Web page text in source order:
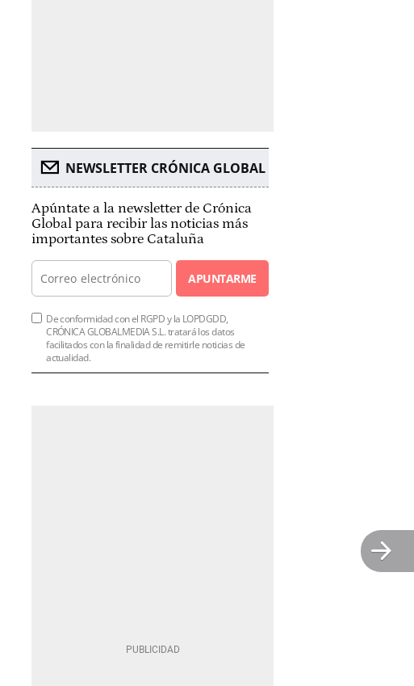
NEWSLETTER CRÓNICA GLOBAL
Apúntate a la newsletter de Crónica
Global para recibir las noticias más
importantes sobre Cataluña
APUNTARME
De conformidad con el RGPD y la LOPDGDD,
CRÓNICA GLOBALMEDIA S.L. tratará los datos
facilitados con la finalidad de remitirle noticias de
actualidad.